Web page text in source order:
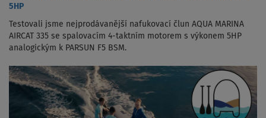
5HP
Testovali jsme nejprodávanější nafukovací člun AQUA MARINA
AIRCAT 335 se spalovacím 4-taktním motorem s výkonem 5HP
analogickým k PARSUN F5 BSM.